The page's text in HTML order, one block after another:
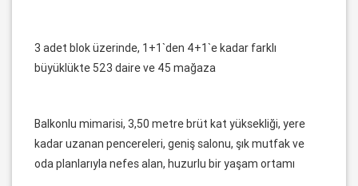
3 adet blok üzerinde, 1+1`den 4+1`e kadar farklı
büyüklükte 523 daire ve 45 mağaza
Balkonlu mimarisi, 3,50 metre brüt kat yüksekliği, yere
kadar uzanan pencereleri, geniş salonu, şık mutfak ve
oda planlarıyla nefes alan, huzurlu bir yaşam ortamı